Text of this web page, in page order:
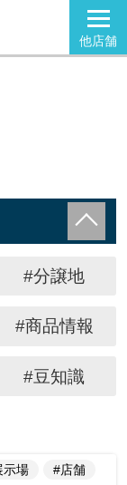
他店舗
#分譲地
#商品情報
#豆知識
示場
#店舗